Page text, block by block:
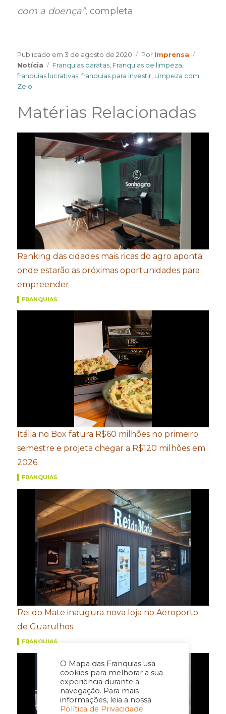
O Mapa das Franquias usa
cookies para melhorar a sua
experiência durante a
navegação. Para mais
informações, leia a nossa
Política de Privacidade.
com a doença”, completa.
Publicado em3 de agosto de 2020 Por Author
Imprensa
Notícia
Tags
Franquias baratas Franquias de limpeza
franquias lucrativas ,franquias para investir Limpeza com
Zelo
Matérias Relacionadas
Ranking das cidades mais ricas do agro aponta
onde estarão as próximas oportunidades para
empreender
FRANQUIAS
Itália no Box fatura R$60 milhões no primeiro
semestre e projeta chegar a R$120 milhões em
2026
FRANQUIAS
Rei do Mate inaugura nova loja no Aeroporto
de Guarulhos
FRANQUIAS